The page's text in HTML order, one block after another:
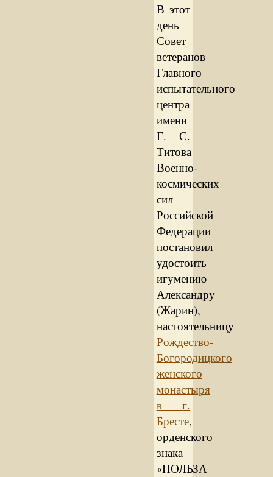
В этот
день
Совет
ветеранов
Главного
испытательного
центра
имени
Г. С.
Титова
Военно-
космических
сил
Российской
Федерации
постановил
удостоить
игумению
Александру
(Жарин),
настоятельницу
Рождество-
Богородицкого
женского
монастыря
в г.
Бресте,
орденского
знака
«ПОЛЬЗА